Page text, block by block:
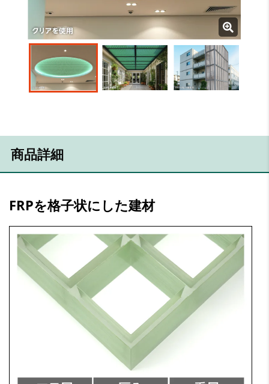
商品詳細
FRPを格子状にした建材